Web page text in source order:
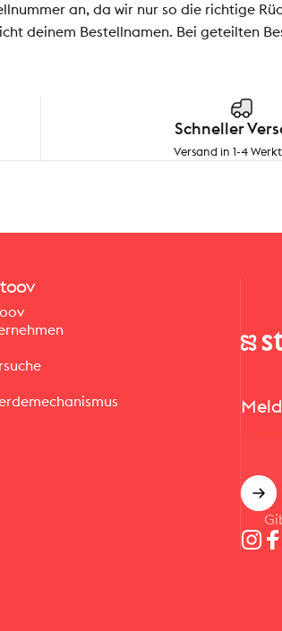
an, da wir nur so die richtige
deinem Bestellnamen. Bei geteilten
Schneller
Versand in 1-4